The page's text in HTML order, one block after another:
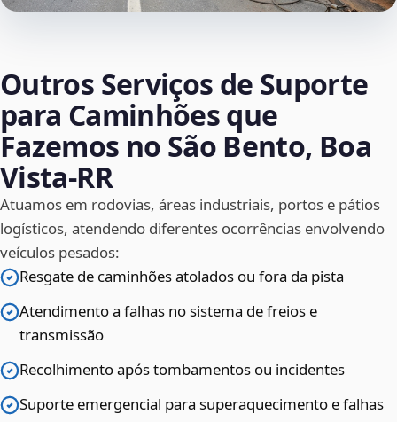
Outros Serviços de Suporte
para Caminhões que
Fazemos no São Bento, Boa
Vista‑RR
Atuamos em rodovias, áreas industriais, portos e pátios
logísticos, atendendo diferentes ocorrências envolvendo
veículos pesados:
Resgate de caminhões atolados ou fora da pista
Atendimento a falhas no sistema de freios e
transmissão
Recolhimento após tombamentos ou incidentes
Suporte emergencial para superaquecimento e falhas